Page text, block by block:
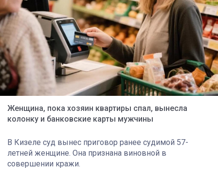
Женщина, пока хозяин квартиры спал, вынесла
колонку и банковские карты мужчины
В Кизеле суд вынес приговор ранее судимой 57-
летней женщине. Она признана виновной в
совершении кражи.